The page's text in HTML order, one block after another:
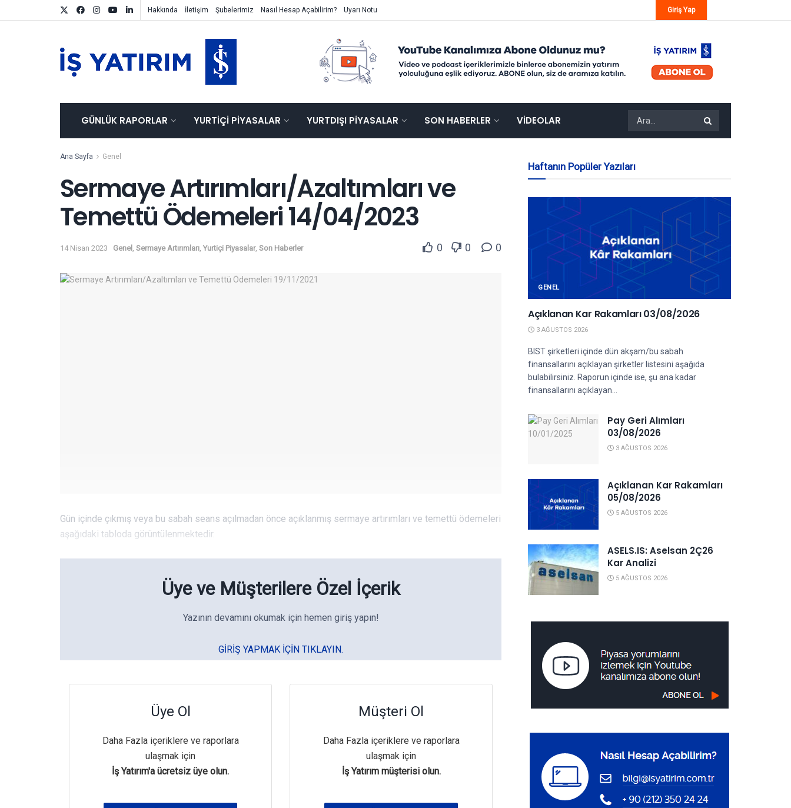
Hakkında İletişim Şubelerimiz Nasıl Hesap Açabilirim? Uyarı Notu Giriş Yap
GÜNLÜK RAPORLAR YURTIÇI PIYASALAR YURTDIŞI PIYASALAR SON HABERLER VIDEOLAR
Ana Sayfa Genel
Sermaye Artırımları/Azaltımları ve
Temettü Ödemeleri 14/04/2023
14 Nisan 2023 Genel Sermaye Artırımları Yurtiçi Piyasalar, Son Haberler 0 0 0
Gün içinde çıkmış veya bu sabah seans açılmadan önce açıklanmış sermaye artırımları ve temettü ödemeleri
aşağıdaki tabloda görüntülenmektedir.
Üye ve Müşterilere Özel İçerik
Yazının devamını okumak için hemen giriş yapın!
GIRIŞ YAPMAK IÇIN TIKLAYIN.
Üye Ol
Daha Fazla içeriklere ve raporlara
ulaşmak için
İş Yatırım'a ücretsiz üye olun.
Müşteri Ol
Daha Fazla içeriklere ve raporlara
ulaşmak için
İş Yatırım müşterisi olun.
Haftanın Popüler Yazıları
GENEL
Açıklanan Kar Rakamları 03/08/2026
3 AĞUSTOS 2026
BIST şirketleri içinde dün akşam/bu sabah
finansallarını açıklayan şirketler listesini aşağıda
bulabilirsiniz. Raporun içinde ise, şu ana kadar
finansallarını açıklayan...
Pay Geri Alımları
03/08/2026
3 AĞUSTOS 2026
Açıklanan Kar Rakamları
05/08/2026
5 AĞUSTOS 2026
ASELS.IS: Aselsan 2Ç26
Kar Analizi
5 AĞUSTOS 2026